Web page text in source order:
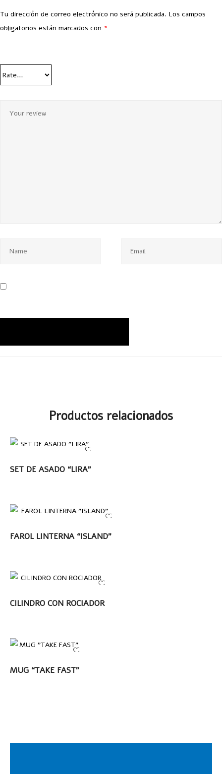
Tu dirección de correo electrónico no será publicada. Los campos
obligatorios están marcados con *
Productos relacionados
LEER MÁS
SET DE ASADO “LIRA”
LEER MÁS
FAROL LINTERNA “ISLAND”
LEER MÁS
CILINDRO CON ROCIADOR
LEER MÁS
MUG “TAKE FAST”